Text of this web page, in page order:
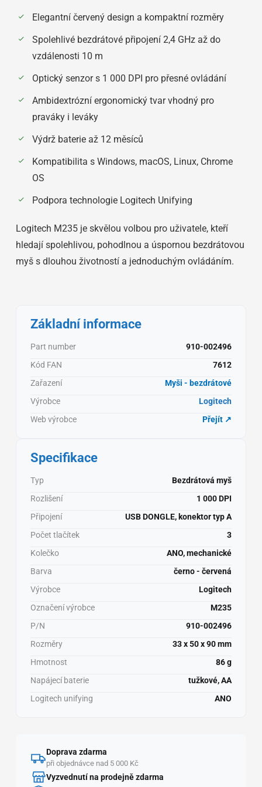
Elegantní červený design a kompaktní rozměry
Spolehlivé bezdrátové připojení 2,4 GHz až do
vzdálenosti 10 m
Optický senzor s 1 000 DPI pro přesné ovládání
Ambidextrózní ergonomický tvar vhodný pro
praváky i leváky
Výdrž baterie až 12 měsíců
Kompatibilita s Windows, macOS, Linux, Chrome
OS
Podpora technologie Logitech Unifying
Logitech M235 je skvělou volbou pro uživatele, kteří
hledají spolehlivou, pohodlnou a úspornou bezdrátovou
myš s dlouhou životností a jednoduchým ovládáním.
Základní informace
Part number
910-002496
Kód FAN
7612
Zařazení
Myši - bezdrátové
Výrobce
Logitech
Web výrobce
Přejít ↗
Specifikace
Typ
Bezdrátová myš
Rozlišení
1 000 DPI
Připojení
USB DONGLE, konektor typ A
Počet tlačítek
3
Kolečko
ANO, mechanické
Barva
černo - červená
Výrobce
Logitech
Označení výrobce
M235
P/N
910-002496
Rozměry
33 x 50 x 90 mm
Hmotnost
86 g
Napájecí baterie
tužkové, AA
Logitech unifying
ANO
Doprava zdarma
při objednávce nad 5 000 Kč
Vyzvednutí na prodejně zdarma